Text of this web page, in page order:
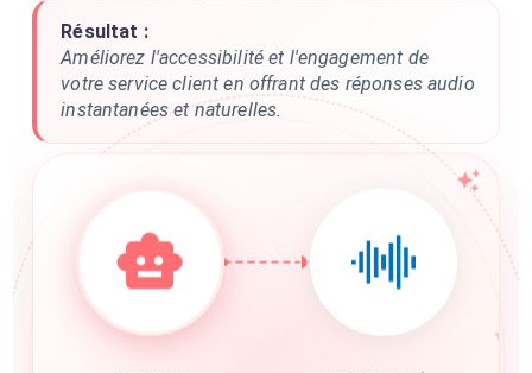
Résultat :
Améliorez l'accessibilité et l'engagement de
votre service client en offrant des réponses audio
instantanées et naturelles.